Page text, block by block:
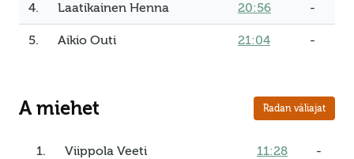
4. Laatikainen Henna 20:56 -
5. Aikio Outi 21:04 -
A miehet Radan väliajat
1. Viippola Veeti 11:28 -